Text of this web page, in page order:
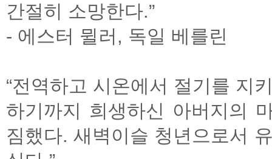
간절히 소망한다.”
- 에스터 뮐러, 독일 베를린
“전역하고 시온에서 절기를 지
하기까지 희생하신 아버지의
짐했다. 새벽이슬 청년으로서